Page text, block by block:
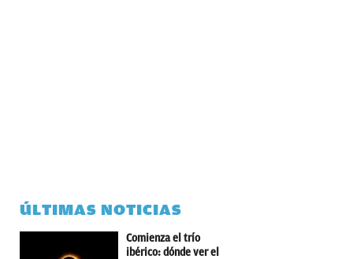
ÚLTIMAS NOTICIAS
Comienza el trío
ibérico: dónde ver el